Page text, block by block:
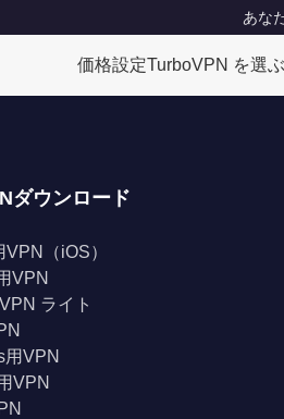
あな
価格設定TurboVPN を選
ダウンロード
（iOS）
VPN
ライト
VPN
VPN